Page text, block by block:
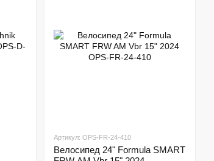
Артикул: OPS-FR-24-410
Велосипед 24" Formula SMART